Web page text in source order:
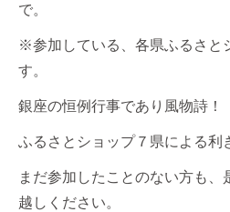
で。
※参加している、各県ふるさと
す。
銀座の恒例行事であり風物詩！
ふるさとショップ７県による利
まだ参加したことのない方も、
越しください。